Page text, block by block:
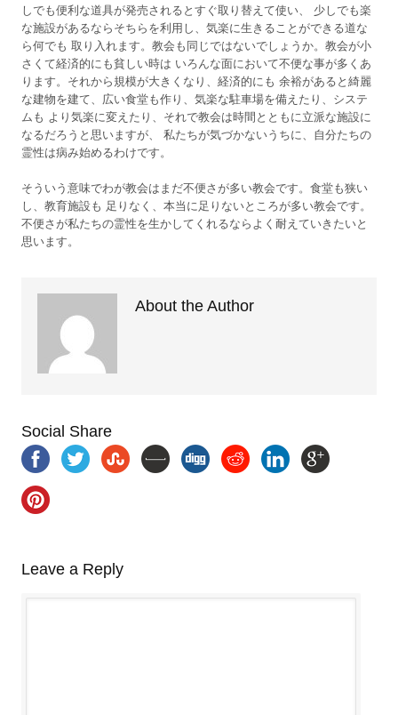
しでも便利な道具が発売されるとすぐ取り替えて使い、 少しでも楽
な施設があるならそちらを利用し、気楽に生きることができる道な
ら何でも 取り入れます。教会も同じではないでしょうか。教会が小
さくて経済的にも貧しい時は いろんな面において不便な事が多くあ
ります。それから規模が大きくなり、経済的にも 余裕があると綺麗
な建物を建て、広い食堂も作り、気楽な駐車場を備えたり、システ
ムも より気楽に変えたり、それで教会は時間とともに立派な施設に
なるだろうと思いますが、 私たちが気づかないうちに、自分たちの
霊性は病み始めるわけです。
そういう意味でわが教会はまだ不便さが多い教会です。食堂も狭い
し、教育施設も 足りなく、本当に足りないところが多い教会です。
不便さが私たちの霊性を生かしてくれるならよく耐えていきたいと
思います。
About the Author
Social Share
Leave a Reply